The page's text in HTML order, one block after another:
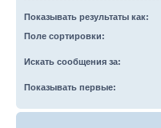
Показывать результаты как:
Поле сортировки:
Искать сообщения за:
Показывать первые: